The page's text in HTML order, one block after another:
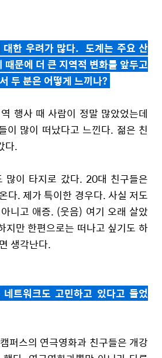
한 우려가 많다. 도계는 주요 산
때문에 더 큰 지역적 변화를 앞두고
두 분은 어떻게 느끼나?
행사 때 사람이 정말 많았었는데
이 많이 떠났다고 느낀다. 젊은 친
다.
많이 타지로 갔다. 20대 친구들은
다. 제가 특이한 경우다. 사실 저도
니고 애증. (웃음) 여기 오래 살았
지만 한편으로는 떠나고 싶기도 하
생각난다.
트워크도 고민하고 있다고 들었
퍼스의 연극영화과 친구들은 개강